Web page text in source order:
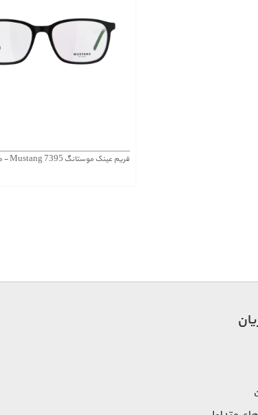
فریم عینک موستانگ Mustang 7395 - مشکی